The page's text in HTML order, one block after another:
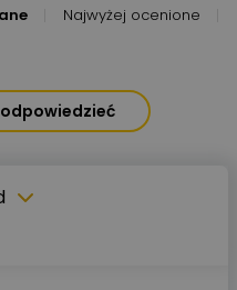
Najwyżej ocenione